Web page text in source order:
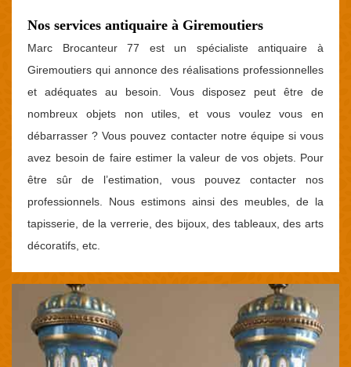
Nos services antiquaire à Giremoutiers
Marc Brocanteur 77 est un spécialiste antiquaire à
Giremoutiers qui annonce des réalisations professionnelles
et adéquates au besoin. Vous disposez peut être de
nombreux objets non utiles, et vous voulez vous en
débarrasser ? Vous pouvez contacter notre équipe si vous
avez besoin de faire estimer la valeur de vos objets. Pour
être sûr de l’estimation, vous pouvez contacter nos
professionnels. Nous estimons ainsi des meubles, de la
tapisserie, de la verrerie, des bijoux, des tableaux, des arts
décoratifs, etc.